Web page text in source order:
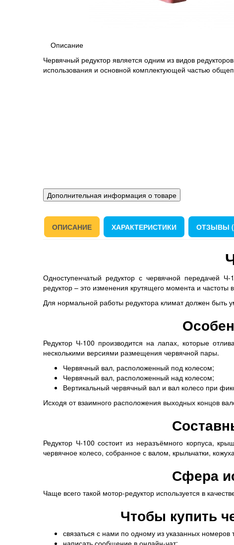
Описание
Червячный редуктор является одним из видов
использования и основной комплектующей частью
Дополнительная информация о товаре
ОПИСАНИЕ ХАРАКТЕРИСТИКИ ОТЗЫВЫ
Одноступенчатый редуктор с червячной передачей
редуктор – это изменения крутящего момента и
Для нормальной работы редуктора климат должен
Редуктор Ч-100 производится на лапах, которые
несколькими версиями размещения червячной пары.
Червячный вал, расположенный под колесом;
Червячный вал, расположенный над колесом;
Вертикальный червячный вал и вал колесо при
Исходя от взаимного расположения выходных концов
Редуктор Ч-100 состоит из неразъёмного корпуса,
червячное колесо, собранное с валом, крыльчатки,
Сфера
Чаще всего такой мотор-редуктор используется в
Чтобы купить
связаться с нами по одному из указанных номеров
написать сообщение в онлайн-чат;